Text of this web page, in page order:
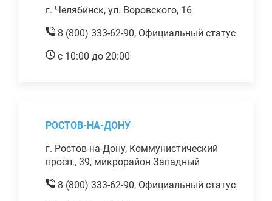
г. Челябинск, ул. Воровского, 16
8 (800) 333-62-90, Официальный статус
с 10:00 до 20:00
РОСТОВ-НА-ДОНУ
г. Ростов-на-Дону, Коммунистический
просп., 39, микрорайон Западный
8 (800) 333-62-90, Официальный статус